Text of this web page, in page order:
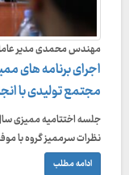
مهندس محمدی مدیر
اجرای برنامه های
مجتمع تولیدی با
نظرات سرممیز گروه با
ادامه مطلب